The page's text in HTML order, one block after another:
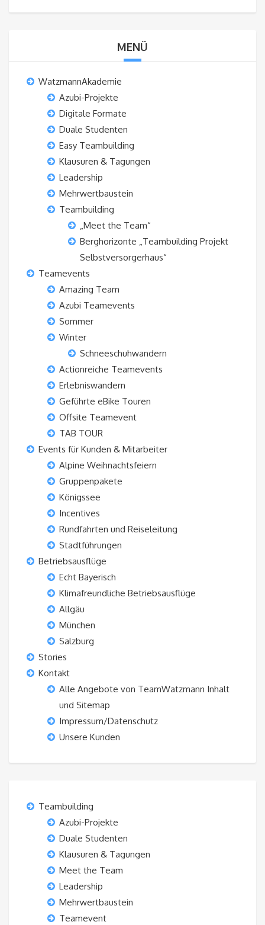
MENÜ
WatzmannAkademie
Azubi-Projekte
Digitale Formate
Duale Studenten
Easy Teambuilding
Klausuren & Tagungen
Leadership
Mehrwertbaustein
Teambuilding
„Meet the Team“
Berghorizonte „Teambuilding Projekt
Selbstversorgerhaus“
Teamevents
Amazing Team
Azubi Teamevents
Sommer
Winter
Schneeschuhwandern
Actionreiche Teamevents
Erlebniswandern
Geführte eBike Touren
Offsite Teamevent
TAB TOUR
Events für Kunden & Mitarbeiter
Alpine Weihnachtsfeiern
Gruppenpakete
Königssee
Incentives
Rundfahrten und Reiseleitung
Stadtführungen
Betriebsausflüge
Echt Bayerisch
Klimafreundliche Betriebsausflüge
Allgäu
München
Salzburg
Stories
Kontakt
Alle Angebote von TeamWatzmann Inhalt
und Sitemap
Impressum/Datenschutz
Unsere Kunden
Teambuilding
Azubi-Projekte
Duale Studenten
Klausuren & Tagungen
Meet the Team
Leadership
Mehrwertbaustein
Teamevent